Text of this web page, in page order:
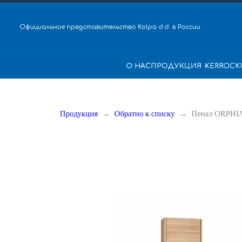
Официальное представительство Kolpa d.d. в России
О НАС ПРОДУКЦИЯ KERROCK
Продукция Обратно к списку Пенал